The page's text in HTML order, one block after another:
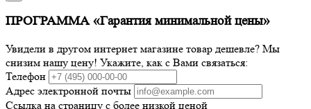
ПРОГРАММА «Гарантия минимальной цены»
Увидели в другом интернет магазине товар дешевле? Мы
снизим нашу цену! Укажите, как с Вами связаться:
Телефон
Адрес электронной почты
Ссылка на страницу с более низкой ценой